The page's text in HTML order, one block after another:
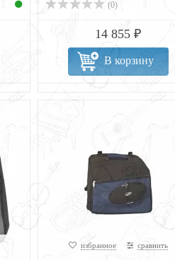
(0)
14 855 ₽
В корзину
избранное сравнить